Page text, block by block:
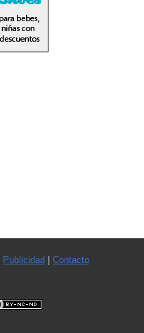
Publicidad Contacto